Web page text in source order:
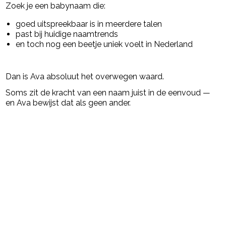
Zoek je een babynaam die:
goed uitspreekbaar is in meerdere talen
past bij huidige naamtrends
en toch nog een beetje uniek voelt in Nederland
Dan is Ava absoluut het overwegen waard.
Soms zit de kracht van een naam juist in de eenvoud —
en Ava bewijst dat als geen ander.